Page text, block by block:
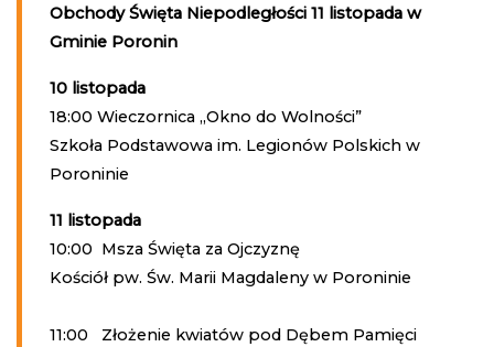
Obchody Święta Niepodległości 11 listopada w
Gminie Poronin
10 listopada
18:00 Wieczornica ,,Okno do Wolności”
Szkoła Podstawowa im. Legionów Polskich w
Poroninie
11 listopada
10:00 Msza Święta za Ojczyznę
Kościół pw. Św. Marii Magdaleny w Poroninie
11:00 Złożenie kwiatów pod Dębem Pamięci